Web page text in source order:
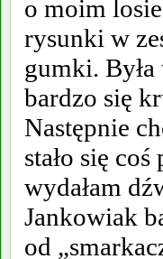
o moim
rysunki w
gumki.
bardzo się
Następnie
stało się
wydałam
Jankowiak
od